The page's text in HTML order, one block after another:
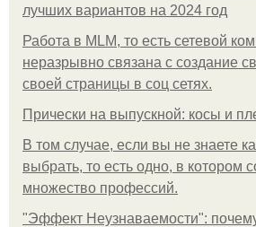
лучших вариантов на 2024 год
Работа в MLM, то есть сетевой
неразрывно связана с создание
своей страницы в соц сетях.
Прически на выпускной: косы и
В том случае, если вы не знаете
выбрать, то есть одно, в котором
множество профессий.
"Эффект Неузнаваемости":